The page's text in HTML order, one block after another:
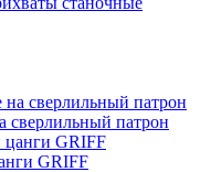
сверлильный патрон
GRIFF